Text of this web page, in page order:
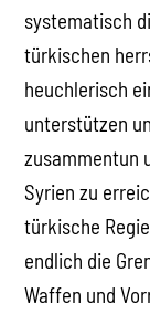
systematisch
türkischen
heuchlerisch
unterstützen
zusammentun
Syrien zu
türkische
endlich die
Waffen und